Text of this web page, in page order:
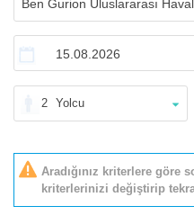
2 Yolcu
Aradığınız kriterlere göre
kriterlerinizi değiştirip